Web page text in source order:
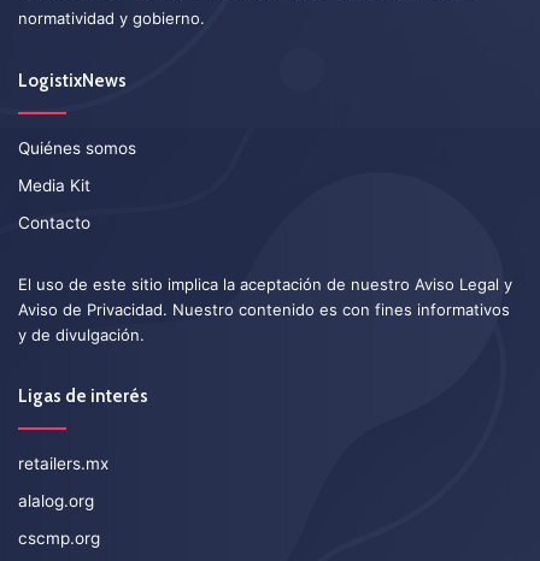
normatividad y gobierno.
LogistixNews
Quiénes somos
Media Kit
Contacto
El uso de este sitio implica la aceptación de nuestro Aviso Legal y
Aviso de Privacidad. Nuestro contenido es con fines informativos
y de divulgación.
Ligas de interés
retailers.mx
alalog.org
cscmp.org